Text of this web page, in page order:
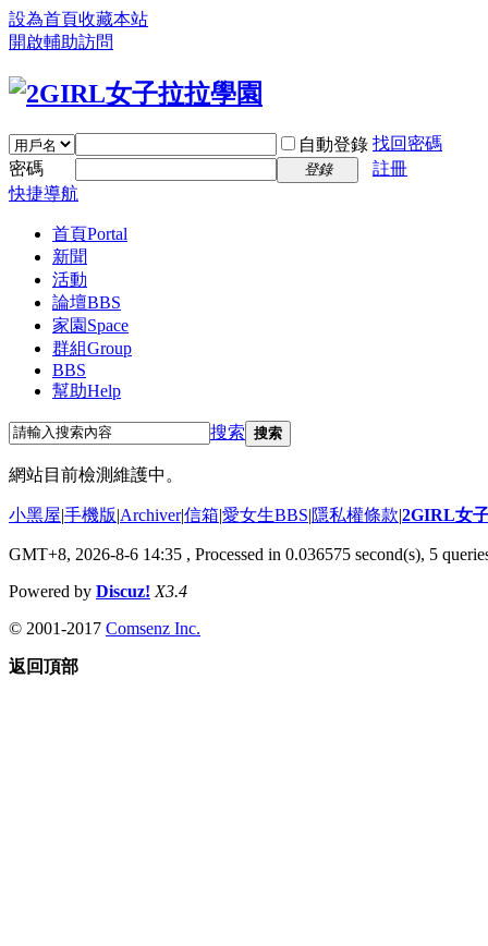
設為首頁收藏本站
開啟輔助訪問
自動登錄 找回密碼
密碼
登錄
註冊
快捷導航
首頁Portal
新聞
活動
論壇BBS
家園 Space
群組Group
BBS
幫助Help
搜索 搜索
網站目前檢測維護中。
小黑屋|手機版|Archiver|信箱|愛女生BBS|隱私權條款|2GIRL女
GMT+8, 2026-8-6 14:35 , Processed in 0.036575 second(s), 5
Powered by Discuz! X3.4
© 2001-2017 Comsenz Inc.
返回頂部